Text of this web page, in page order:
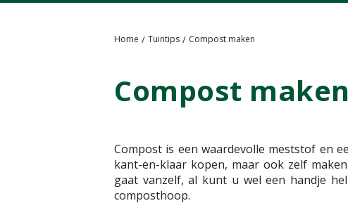
Home Tuintips Compost maken
Compost maken
Compost is een waardevolle meststof en
kant-en-klaar kopen, maar ook zelf
gaat vanzelf, al kunt u wel een handje
composthoop.